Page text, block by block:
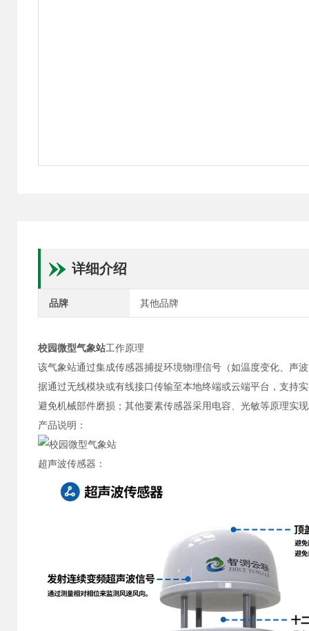
详细介绍
品牌 其他品牌
校园微型气象站工作原理
该气象站通过集成传感器捕捉环境物理信号（如温度变化、声
据通过无线模块或有线接口传输至本地终端或云端平台，支持
避免机械部件磨损；其他要素传感器采用电容、光敏等原理实
产品说明：
超声波传感器：